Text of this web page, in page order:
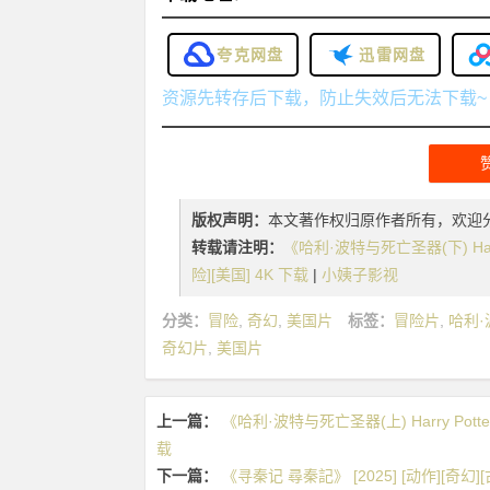
夸克网盘 迅雷网盘
资源先转存后下载，防止失效后无法下载~
版权声明：本文著作权归原作者所有，欢迎
转载请注明：
《哈利·波特与死亡圣器(下)
险][美国] 4K 下载 | 小姨子影视
分类： 冒险 奇幻 美国片 标签： 冒险片 哈利
奇幻片 美国片
上一篇：
《哈利·波特与死亡圣器(上) Harry
载
下一篇：
《寻秦记 尋秦記》 [2025] [动作][奇幻